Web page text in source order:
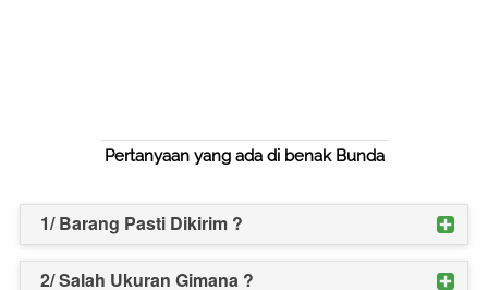
Pertanyaan yang ada di benak Bunda
1/ Barang Pasti Dikirim ?
2/ Salah Ukuran Gimana ?